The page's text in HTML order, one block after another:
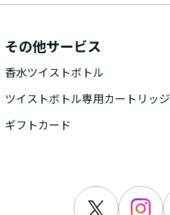
その他サービス
香水ツイストボトル
ツイストボトル専用カートリッジ
ギフトカード